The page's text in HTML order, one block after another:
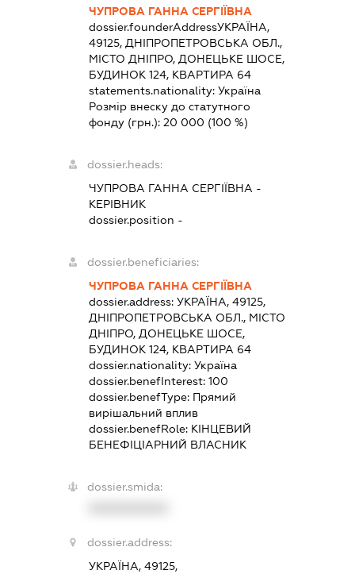
ЧУПРОВА ГАННА СЕРГІЇВНА
dossier.founderAddressУКРАЇНА,
49125, ДНІПРОПЕТРОВСЬКА ОБЛ.,
МІСТО ДНІПРО, ДОНЕЦЬКЕ ШОСЕ,
БУДИНОК 124, КВАРТИРА 64
statements.nationality: Україна
Розмір внеску до статутного
фонду (грн.): 20 000 (100 %)
dossier.heads:
ЧУПРОВА ГАННА СЕРГІЇВНА -
КЕРІВНИК
dossier.position -
dossier.beneficiaries:
ЧУПРОВА ГАННА СЕРГІЇВНА
dossier.address: УКРАЇНА, 49125,
ДНІПРОПЕТРОВСЬКА ОБЛ., МІСТО
ДНІПРО, ДОНЕЦЬКЕ ШОСЕ,
БУДИНОК 124, КВАРТИРА 64
dossier.nationality: Україна
dossier.benefInterest: 100
dossier.benefType: Прямий
вирішальний вплив
dossier.benefRole: КІНЦЕВИЙ
БЕНЕФІЦІАРНИЙ ВЛАСНИК
dossier.smida:
dossier.address:
УКРАЇНА, 49125,